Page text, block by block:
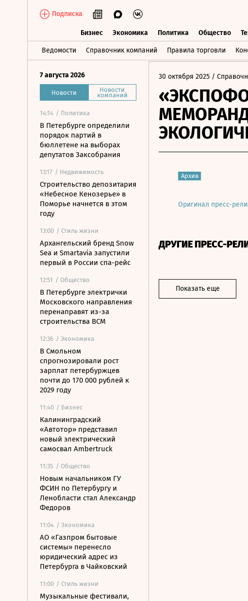
Подписка
Бизнес Экономика Политика Общество
Ведомости Справочник компаний Правила торговли
Бизнес Экономика Политика Общество
7 августа 2026
Новости Новости
компаний
14:14 / Политика
В Петербурге определили
порядок партий в
бюллетене на выборах
депутатов Заксобрания
13:17 / Недвижимость
Строительство депозитария
«Небесное Кенозерье» в
Поморье начнется в этом
году
13:00 / Стиль жизни
Архангельский бренд Snow
Sea и Smartavia запустили
первый в России спа-рейс
12:51 / Общество
В Петербурге электрички
Московского направления
перенаправят из-за
строительства ВСМ
12:36 / Экономика
В Смольном
спрогнозировали рост
зарплат петербуржцев
почти до 170 000 рублей к
2029 году
11:40 / Бизнес
Калининградский
«Автотор» представил
новый электрический
самосвал Ambertruck
11:35 / Общество
Новым начальником ГУ
ФСИН по Петербургу и
Ленобласти стал Александр
Федоров
11:04 / Экономика
АО «Газпром бытовые
системы» перенесло
юридический адрес из
Петербурга в Чайковский
11:00 / Стиль жизни
Музыкальные фестивали,
30 октября 2025 /
Архив
Оригинал пресс-
ДРУГИЕ ПРЕСС-
Показать еще